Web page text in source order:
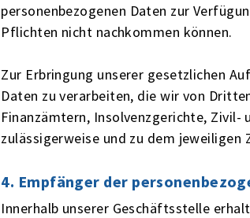
personenbezogenen Daten zur
Pflichten nicht nachkommen können.
Zur Erbringung unserer gesetzlichen
Daten zu verarbeiten, die wir von
Finanzämtern, Insolvenzgerichte,
zulässigerweise und zu dem jeweiligen
4. Empfänger der
Innerhalb unserer Geschäftsstelle